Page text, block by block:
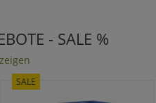
- SALE %
SALE